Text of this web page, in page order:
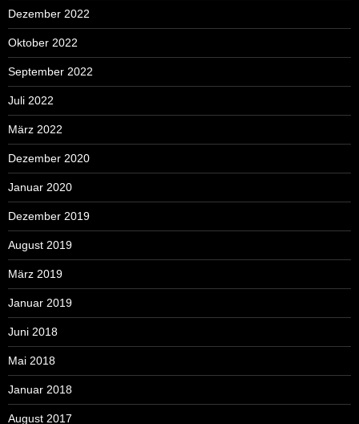
Dezember 2022
Oktober 2022
September 2022
Juli 2022
März 2022
Dezember 2020
Januar 2020
Dezember 2019
August 2019
März 2019
Januar 2019
Juni 2018
Mai 2018
Januar 2018
August 2017